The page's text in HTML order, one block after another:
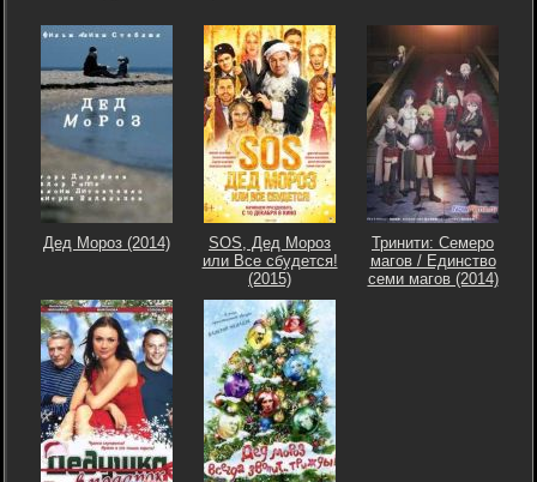
Дед Мороз (2014)
SOS, Дед Мороз
или Все сбудется!
(2015)
Тринити: Семеро
магов / Единство
семи магов (2014)